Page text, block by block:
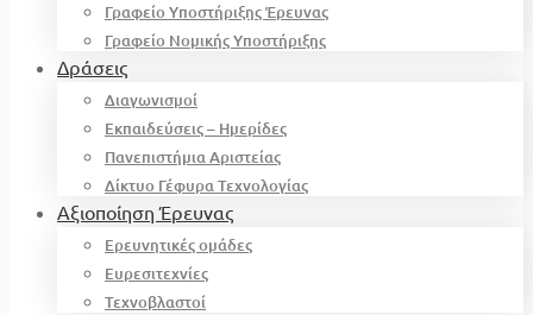
Γραφείο Υποστήριξης Έρευνας
Γραφείο Νομικής Υποστήριξης
Δράσεις
Διαγωνισμοί
Εκπαιδεύσεις – Ημερίδες
Πανεπιστήμια Αριστείας
Δίκτυο Γέφυρα Τεχνολογίας
Αξιοποίηση Έρευνας
Ερευνητικές ομάδες
Ευρεσιτεχνίες
Τεχνοβλαστοί